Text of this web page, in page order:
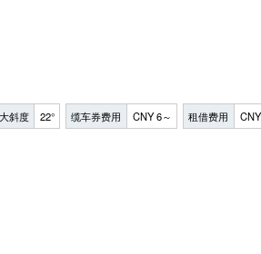
斜度 22° 缆车券费用 CNY 6～ 租借费用